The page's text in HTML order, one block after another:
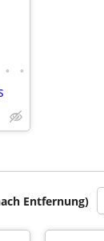
• •
Entfernung)